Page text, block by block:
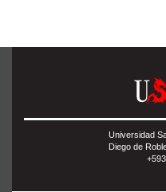
Universidad
Diego de